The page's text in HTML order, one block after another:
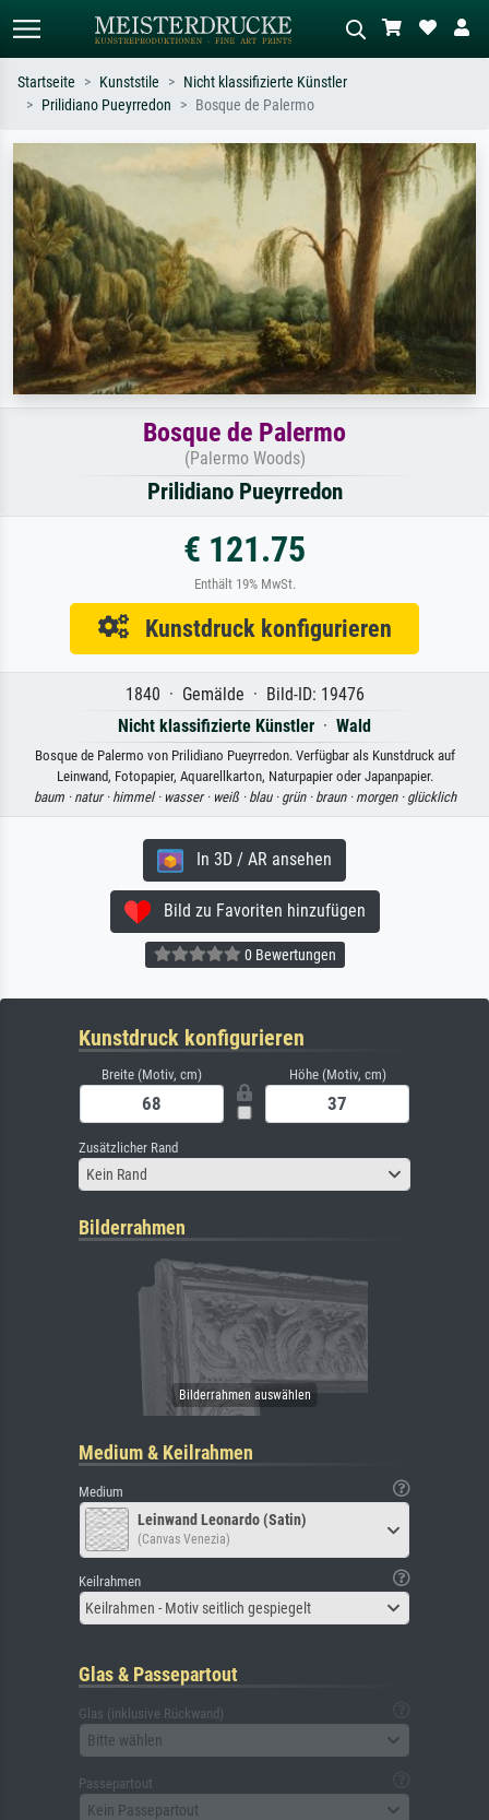
Suchen Sie nach Künstlern, Werktiteln
oder Stilen – z.B. Monet,
Sternennacht, Impressionismus, Welle
Hokusai, Akt.
Beschreiben Sie die Szene – z.B. Grüne
Wiese, Abstrakt mit viel Rot, Dunkles
Ölgemälde, Stehender Akt neben einem
Baum.
Startseite Kunststile
Nicht klassifizierte Künstler
Prilidiano Pueyrredon
Bosque de Palermo
Bosque de Palermo
(Palermo Woods)
Prilidiano Pueyrredon
€ 121.75
Enthält 19% MwSt.
Kunstdruck konfigurieren
1840 · Gemälde · Bild-ID: 19476
Nicht klassifizierte Künstler · Wald
Bosque de Palermo von Prilidiano Pueyrredon. Verfügbar als Kunstdruck auf
Leinwand, Fotopapier, Aquarellkarton, Naturpapier oder Japanpapier.
baum · natur · himmel · wasser · weiß · blau · grün · braun · morgen · glücklich
In 3D / AR ansehen
Bild zu Favoriten hinzufügen
0 Bewertungen
Kunstdruck konfigurieren
Breite (Motiv, cm) Höhe (Motiv, cm)
Zusätzlicher Rand
Kein Rand
Bilderrahmen
Medium & Keilrahmen
Medium
Leinwand Leonardo (Satin)
(Canvas Venezia)
Keilrahmen
Keilrahmen - Motiv seitlich gespiegelt
Glas & Passepartout
Glas (inklusive Rückwand)
Bitte wählen
Passepartout
Kein Passepartout